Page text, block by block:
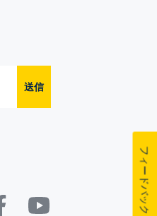
送信
フィードバック